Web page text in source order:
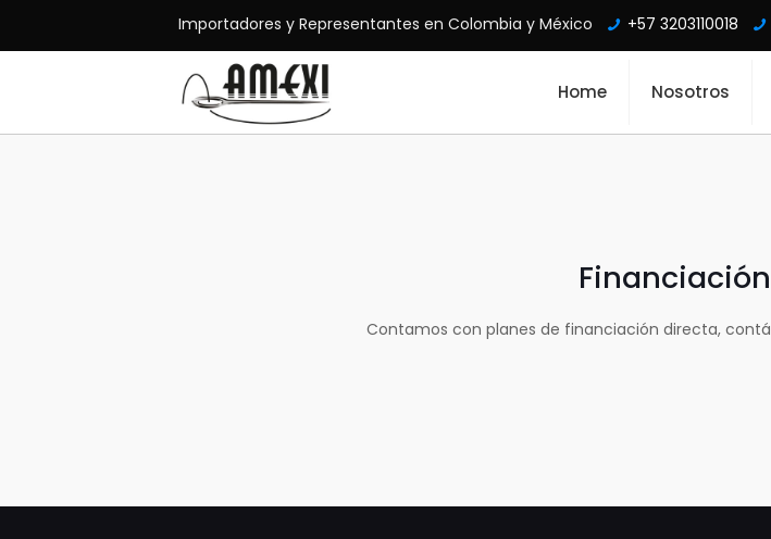
Importadores y Representantes en Colombia y México +57 3203110018
Home Nosotros
Contamos con planes de financiación directa,